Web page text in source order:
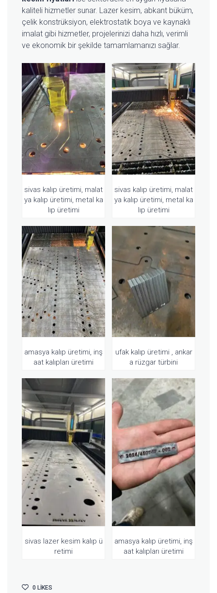
kaliteli hizmetler sunar. Lazer kesim, abkant büküm,
çelik konstrüksiyon, elektrostatik boya ve kaynaklı
imalat gibi hizmetler, projelerinizi daha hızlı, verimli
ve ekonomik bir şekilde tamamlamanızı sağlar.
sivas kalıp üretimi, malat
ya kalıp üretimi, metal ka
lıp üretimi
sivas kalıp üretimi, malat
ya kalıp üretimi, metal ka
lıp üretimi
amasya kalıp üretimi, inş
aat kalıpları üretimi
ufak kalıp üretimi , ankar
a rüzgar türbini
sivas lazer kesim kalıp ü
retimi
amasya kalıp üretimi, inş
aat kalıpları üretimi
0 LIKES